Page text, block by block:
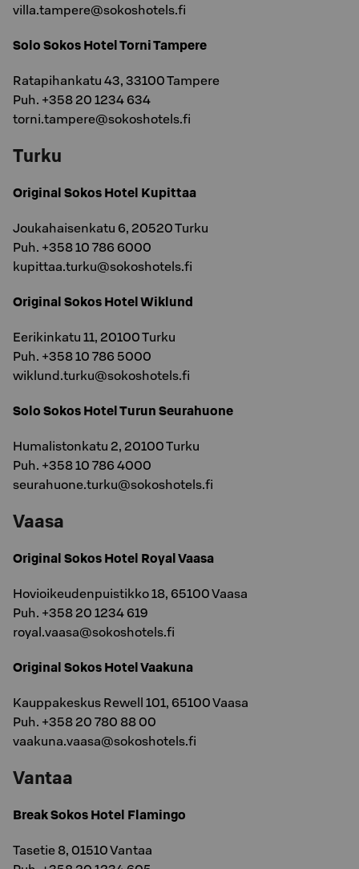
villa.tampere@sokoshotels.fi
Solo Sokos Hotel Torni Tampere
Ratapihankatu 43, 33100 Tampere
Puh. +358 20 1234 634
torni.tampere@sokoshotels.fi
Turku
Original Sokos Hotel Kupittaa
Joukahaisenkatu 6, 20520 Turku
Puh. +358 10 786 6000
kupittaa.turku@sokoshotels.fi
Original Sokos Hotel Wiklund
Eerikinkatu 11, 20100 Turku
Puh. +358 10 786 5000
wiklund.turku@sokoshotels.fi
Solo Sokos Hotel Turun Seurahuone
Humalistonkatu 2, 20100 Turku
Puh. +358 10 786 4000
seurahuone.turku@sokoshotels.fi
Vaasa
Original Sokos Hotel Royal Vaasa
Hovioikeudenpuistikko 18, 65100 Vaasa
Puh. +358 20 1234 619
royal.vaasa@sokoshotels.fi
Original Sokos Hotel Vaakuna
Kauppakeskus Rewell 101, 65100 Vaasa
Puh. +358 20 780 88 00
vaakuna.vaasa@sokoshotels.fi
Vantaa
Break Sokos Hotel Flamingo
Tasetie 8, 01510 Vantaa